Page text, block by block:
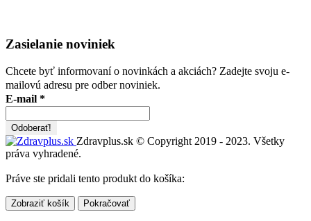
Zasielanie noviniek
Chcete byť informovaní o novinkách a akciách? Zadejte svoju e-
mailovú adresu pre odber noviniek.
E-mail *
Zdravplus.sk © Copyright 2019 - 2023. Všetky
práva vyhradené.
Práve ste pridali tento produkt do košíka:
Zobraziť košík Pokračovať